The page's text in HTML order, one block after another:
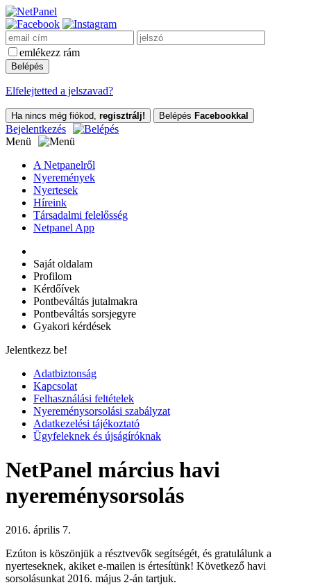
emlékezz rám
Elfelejtetted a jelszavad?
Ha nincs még fiókod, regisztrálj! Belépés Facebookkal
Bejelentkezés
Menü
A Netpanelről
Nyeremények
Nyertesek
Híreink
Társadalmi felelősség
Netpanel App
Saját oldalam
Profilom
Kérdőívek
Pontbeváltás jutalmakra
Pontbeváltás sorsjegyre
Gyakori kérdések
Jelentkezz be!
Adatbiztonság
Kapcsolat
Felhasználási feltételek
Nyereménysorsolási szabályzat
Adatkezelési tájékoztató
Ügyfeleknek és újságíróknak
NetPanel március havi
nyereménysorsolás
2016. április 7.
Ezúton is köszönjük a résztvevők segítségét, és gratulálunk a
nyerteseknek, akiket e-mailen is értesítünk! Következő havi
sorsolásunkat 2016. május 2-án tartjuk.